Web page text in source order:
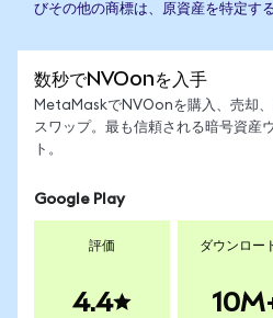
びその他の商標は、原資産を特定す
数秒でNVOonを入手
MetaMaskでNVOonを購入、売却、
スワップ。最も信頼される暗号資産
ト。
Google Play
評価
4.4
ダウンロー